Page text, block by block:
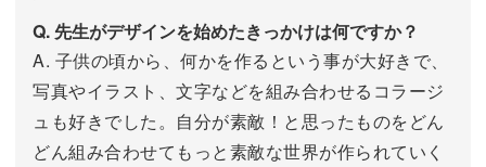
Q. 先生がデザインを始めたきっかけは何ですか？
A. 子供の頃から、何かを作るという事が大好きで、
写真やイラスト、文字などを組み合わせるコラージ
ュも好きでした。自分が素敵！と思ったものをどん
どん組み合わせてもっと素敵な世界が作られていく